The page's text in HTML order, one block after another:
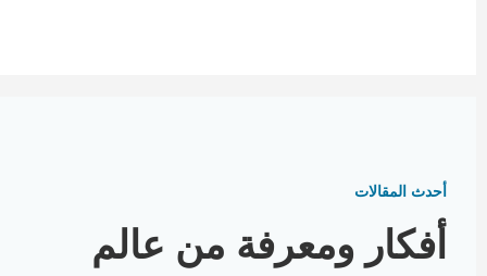
أحدث المقالات
أفكار ومعرفة من عالم